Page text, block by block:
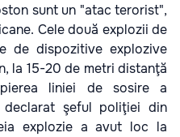
sunt un "atac terorist",
Cele două explozii de
de dispozitive explozive
la 15-20 de metri distanţă
liniei de sosire a
declarat şeful poliţiei din
explozie a avut loc la